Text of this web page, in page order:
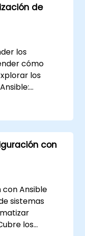
de
cómo
los
Ansible
para
remotos
con
con Ansible
sistemas
los